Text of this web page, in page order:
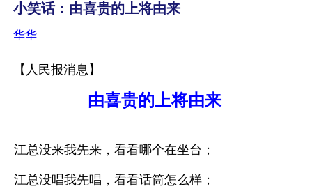
小笑话：由喜贵的上将由来
华华
【人民报消息】
由喜贵的上将由来
江总没来我先来，看看哪个在坐台；
江总没唱我先唱，看看话筒怎么样；